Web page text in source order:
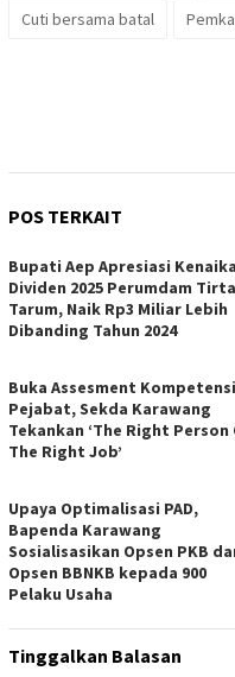
Cuti bersama batal
POS TERKAIT
Bupati Aep Apresiasi
Dividen 2025 Perumdam Tirta
Tarum, Naik Rp3 Miliar Lebih
Dibanding Tahun 2024
Buka Assesment Kompetensi
Pejabat, Sekda Karawang
Tekankan ‘The Right Person
The Right Job’
Upaya Optimalisasi PAD,
Bapenda Karawang
Sosialisasikan Opsen PKB
Opsen BBNKB kepada 900
Pelaku Usaha
Tinggalkan Balasan